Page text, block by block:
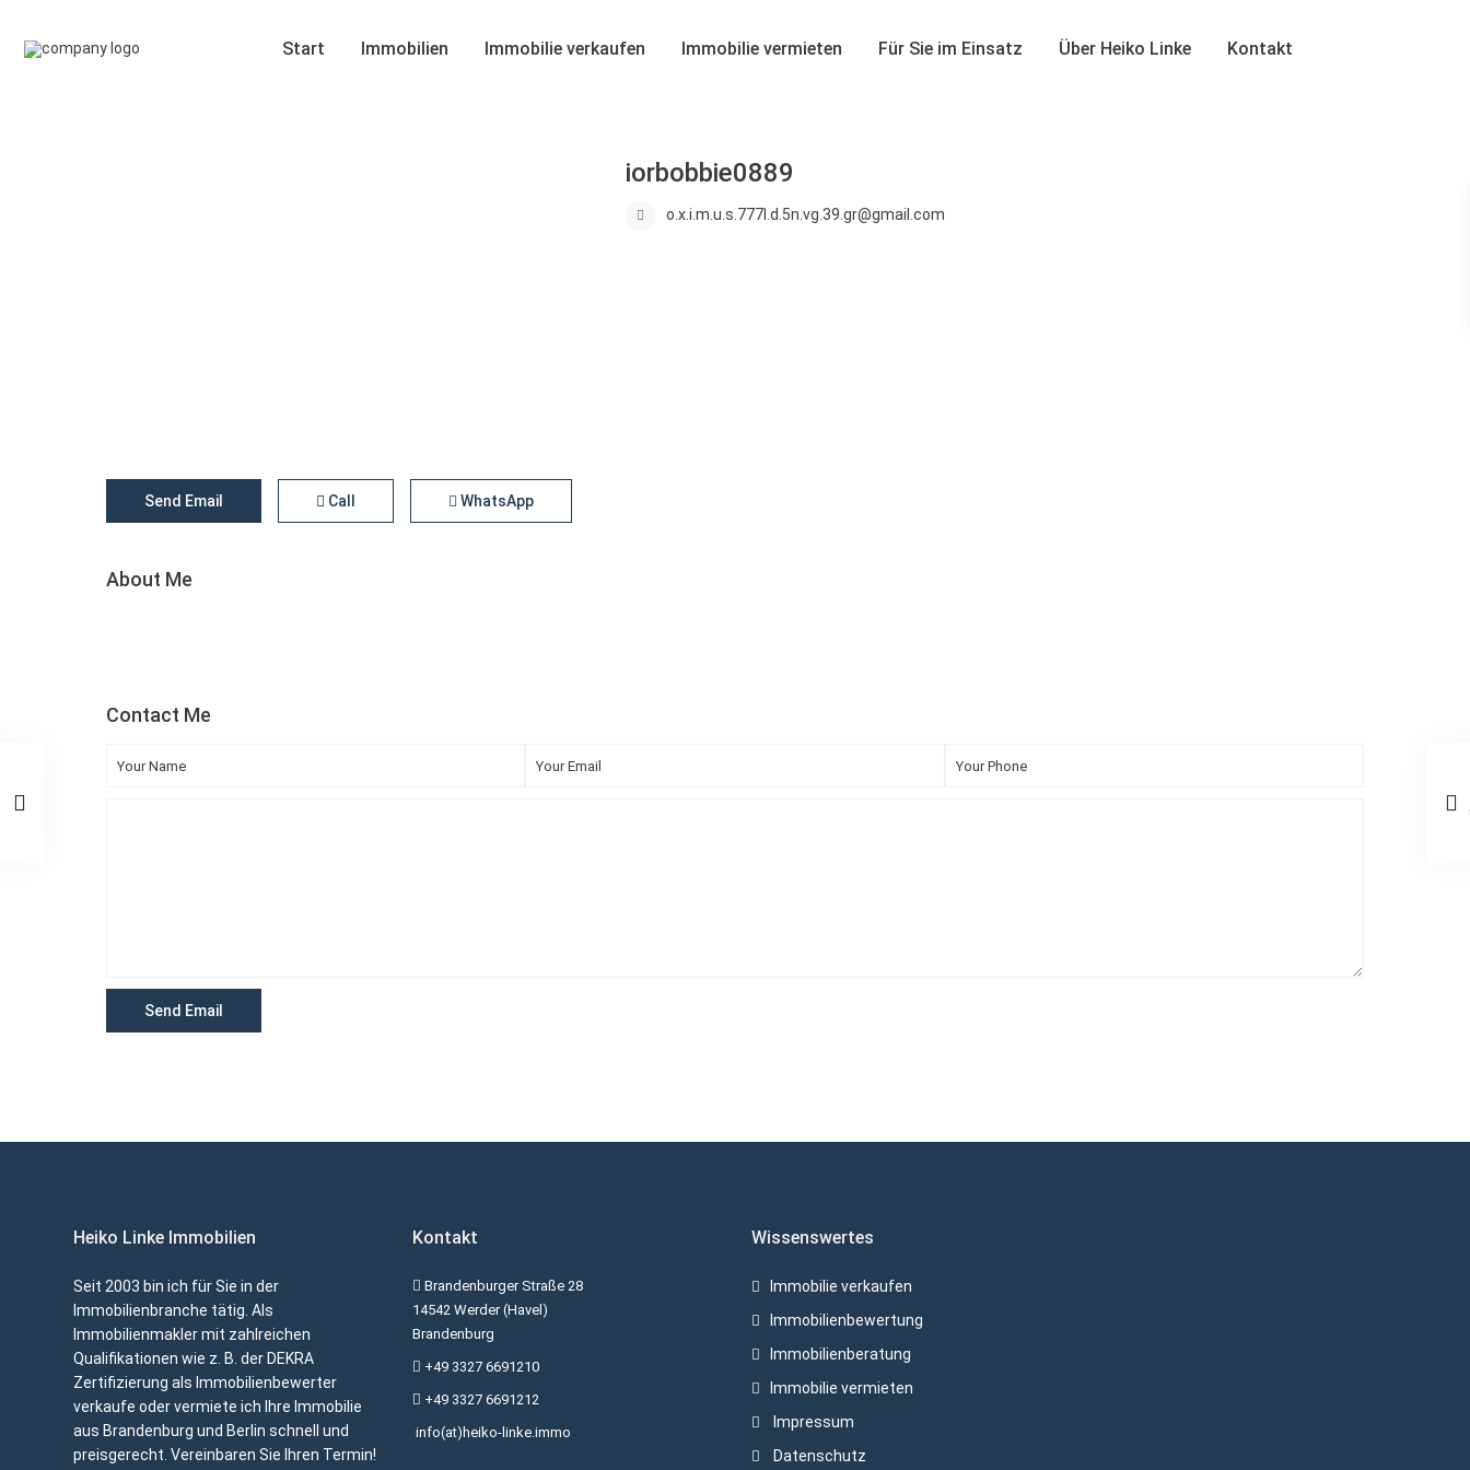
Start Immobilien Immobilie verkaufen Immobilie vermieten Für Sie im Einsatz Über Heiko Linke Kontakt
iorbobbie0889
o.x.i.m.u.s.777l.d.5n.vg.39.gr@gmail.com
Send Email Call WhatsApp
About Me
Contact Me
Heiko Linke Immobilien
Seit 2003 bin ich für Sie in der
Immobilienbranche tätig. Als
Immobilienmakler mit zahlreichen
Qualifikationen wie z. B. der DEKRA
Zertifizierung als Immobilienbewerter
verkaufe oder vermiete ich Ihre Immobilie
aus Brandenburg und Berlin schnell und
preisgerecht. Vereinbaren Sie Ihren Termin!
Kontakt
Brandenburger Straße 28
14542 Werder (Havel)
Brandenburg
+49 3327 6691210
+49 3327 6691212
info(at)heiko-linke.immo
Wissenswertes
Immobilie verkaufen
Immobilienbewertung
Immobilienberatung
Immobilie vermieten
Impressum
Datenschutz